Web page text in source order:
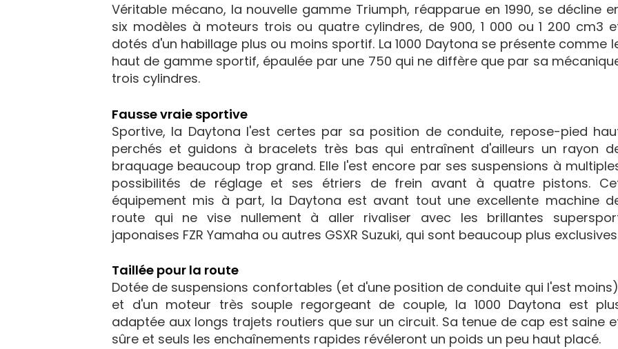
Véritable mécano, la nouvelle gamme Triumph, réapparue en 1990, se décline
six modèles à moteurs trois ou quatre cylindres, de 900, 1 000 ou 1 200 cm3
dotés d'un habillage plus ou moins sportif. La 1000 Daytona se présente comme
haut de gamme sportif, épaulée par une 750 qui ne diffère que par sa
trois cylindres.
Fausse vraie sportive
Sportive, la Daytona l'est certes par sa position de conduite, repose-pied
perchés et guidons à bracelets très bas qui entraînent d'ailleurs un rayon
braquage beaucoup trop grand. Elle l'est encore par ses suspensions à
possibilités de réglage et ses étriers de frein avant à quatre pistons.
équipement mis à part, la Daytona est avant tout une excellente machine
route qui ne vise nullement à aller rivaliser avec les brillantes
japonaises FZR Yamaha ou autres GSXR Suzuki, qui sont beaucoup plus
Taillée pour la route
Dotée de suspensions confortables (et d'une position de conduite qui l'est
et d'un moteur très souple regorgeant de couple, la 1000 Daytona est
adaptée aux longs trajets routiers que sur un circuit. Sa tenue de cap est saine
sûre et seuls les enchaînements rapides révéleront un poids un peu haut placé.